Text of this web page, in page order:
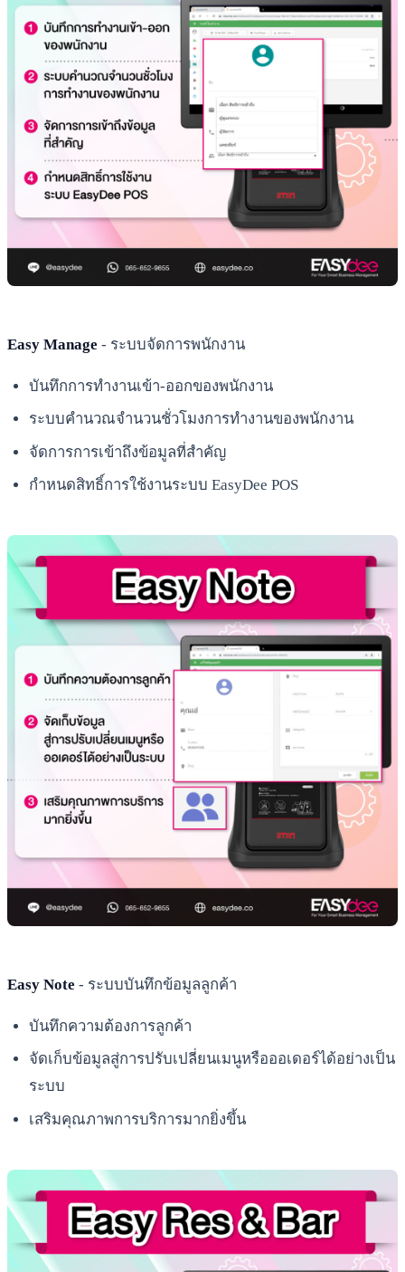
Easy Manage - ระบบจัดการพนักงาน
บันทึกการทำงานเข้า-ออกของพนักงาน
ระบบคำนวณจำนวนชั่วโมงการทำงานของพนักงาน
จัดการการเข้าถึงข้อมูลที่สำคัญ
กำหนดสิทธิ์การใช้งานระบบ EasyDee POS
Easy Note - ระบบบันทึกข้อมูลลูกค้า
บันทึกความต้องการลูกค้า
จัดเก็บข้อมูลสู่การปรับเปลี่ยนเมนูหรือออเดอร์ได้อย่างเป็น
ระบบ
เสริมคุณภาพการบริการมากยิ่งขึ้น